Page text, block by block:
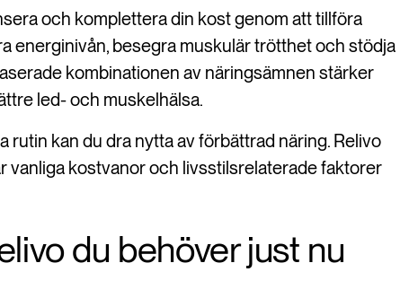
och komplettera din kost genom att tillföra
energinivån, besegra muskulär trötthet och stödja
kombinationen av näringsämnen stärker
led- och muskelhälsa.
rutin kan du dra nytta av förbättrad näring. Relivo
vanliga kostvanor och livsstilsrelaterade faktorer
du behöver just nu